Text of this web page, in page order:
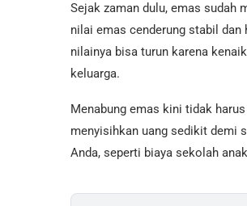
Sejak zaman dulu, emas sudah
nilai emas cenderung stabil dan
nilainya bisa turun karena
keluarga.
Menabung emas kini tidak
menyisihkan uang sedikit demi
Anda, seperti biaya sekolah